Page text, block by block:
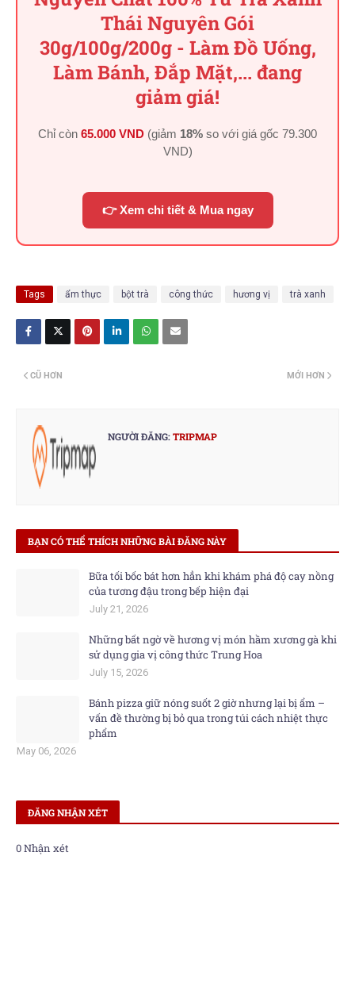
Thái Nguyên Gói
30g/100g/200g - Làm Đồ Uống,
Làm Bánh, Đắp Mặt,... đang
giảm giá!
Chỉ còn 65.000 VND (giảm 18% so với giá gốc 79.300
VND)
👉 Xem chi tiết & Mua ngay
Tags ẩm thực bột trà công thức hương vị trà xanh
MỚI HƠN
CŨ HƠN
NGƯỜI ĐĂNG:TRIPMAP
BẠN CÓ THỂ THÍCH NHỮNG BÀI ĐĂNG NÀY
Bữa tối bốc bát hơn hẳn khi khám phá độ cay nồng
của tương đậu trong bếp hiện đại
July 21, 2026
Những bất ngờ về hương vị món hầm xương gà khi
sử dụng gia vị công thức Trung Hoa
July 15, 2026
Bánh pizza giữ nóng suốt 2 giờ nhưng lại bị ẩm –
vấn đề thường bị bỏ qua trong túi cách nhiệt thực
phẩm
May 06, 2026
ĐĂNG NHẬN XÉT
0 Nhận xét